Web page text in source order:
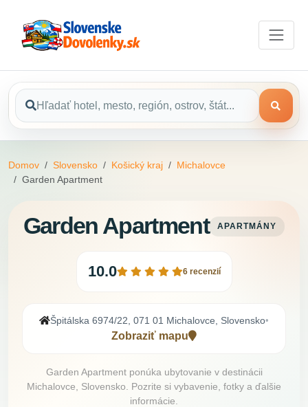
Domov Slovensko Košický kraj
Michalovce
Garden Apartment
Garden Apartment APARTMÁNY
10.0 6 recenzií
Špitálska 6974/22, 071 01 Michalovce, Slovensko•
Zobraziť mapu
Garden Apartment ponúka ubytovanie v destinácii
Michalovce, Slovensko. Pozrite si vybavenie, fotky a ďalšie
informácie.